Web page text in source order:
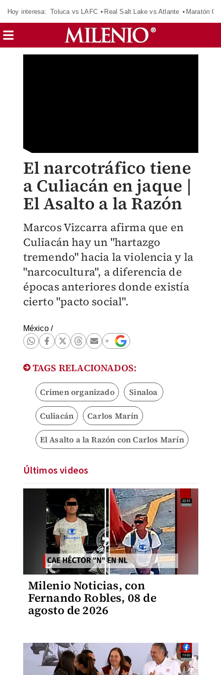
Hoy interesa: Toluca vs LAFC Real Salt Lake vs Atlante Maratón
El narcotráfico tiene
a Culiacán en jaque |
El Asalto a la Razón
Marcos Vizcarra afirma que en
Culiacán hay un "hartazgo
tremendo" hacia la violencia y la
"narcocultura", a diferencia de
épocas anteriores donde existía
cierto "pacto social".
México/
TAGS RELACIONADOS:
Crimen organizado Sinaloa
Culiacán Carlos Marín
El Asalto a la Razón con Carlos Marín
Últimos videos
Milenio Noticias, con
Fernando Robles, 08 de
agosto de 2026